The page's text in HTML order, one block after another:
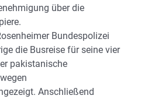
über die
Bundespolizei
die Busreise für seine vier
pakistanische
Anschließend